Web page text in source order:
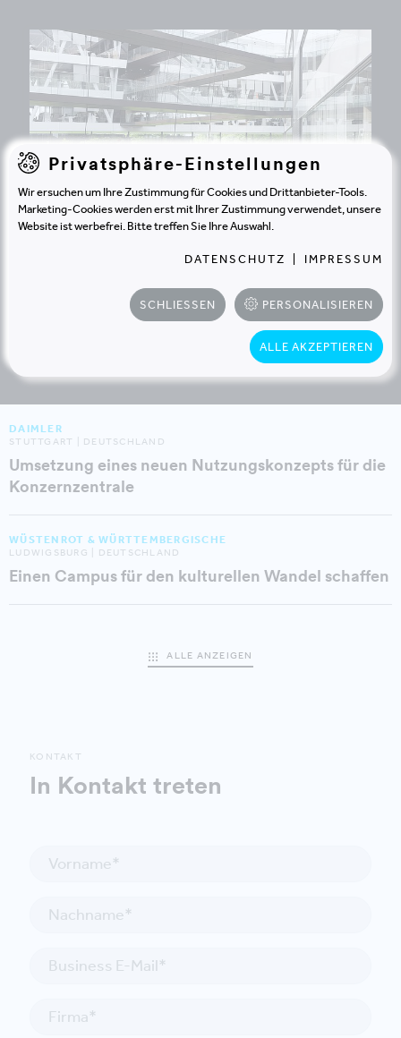
Mit Leidenschaft für die World of Sports
DAIMLER
STUTTGART | DEUTSCHLAND
Umsetzung eines neuen Nutzungskonzepts für die
Konzernzentrale
WÜSTENROT & WÜRTTEMBERGISCHE
LUDWIGSBURG | DEUTSCHLAND
Einen Campus für den kulturellen Wandel schaffen
ALLE ANZEIGEN
KONTAKT
In Kontakt treten
Privatsphäre-Einstellungen
Wir ersuchen um Ihre Zustimmung für Cookies und Drittanbieter-Tools.
Marketing-Cookies werden erst mit Ihrer Zustimmung verwendet, unsere
Website ist werbefrei. Bitte treffen Sie Ihre Auswahl.
DATENSCHUTZ IMPRESSUM
SCHLIESSEN PERSONALISIEREN
ALLE AKZEPTIEREN